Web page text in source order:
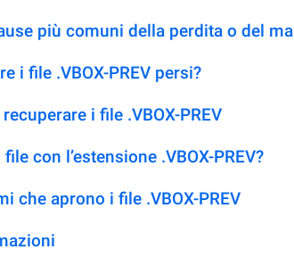
più comuni della perdita o del
i file .VBOX-PREV persi?
i file .VBOX-PREV
con l’estensione .VBOX-PREV?
che aprono i file .VBOX-PREV